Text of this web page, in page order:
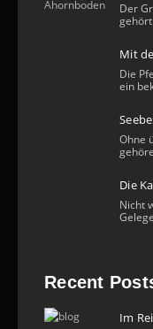
Der
Mit
Die
ein
Ohne
Die
Nicht
Recent
Im